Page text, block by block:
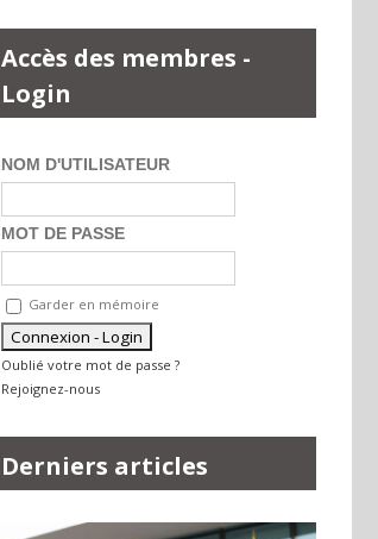
Accès des membres -
Login
NOM D'UTILISATEUR
MOT DE PASSE
Garder en mémoire
Oublié votre mot de passe ?
Rejoignez-nous
Derniers articles